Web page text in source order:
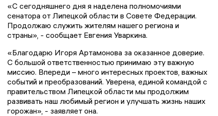
«С сегодняшнего дня я наделена полномочиями
сенатора от Липецкой области в Совете Федерации.
Продолжаю служить жителям нашего региона и
страны», - сообщает Евгения Уваркина.
«Благодарю Игоря Артамонова за оказанное доверие.
С большой ответственностью принимаю эту важную
миссию. Впереди – много интересных проектов, важных
событий и преобразований. Уверена, единой командой с
правительством Липецкой области мы продолжим
развивать наш любимый регион и улучшать жизнь наших
горожан», - заявляет она.